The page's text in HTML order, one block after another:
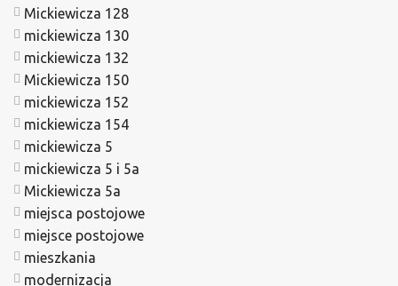
Mickiewicza 128
mickiewicza 130
mickiewicza 132
Mickiewicza 150
mickiewicza 152
mickiewicza 154
mickiewicza 5
mickiewicza 5 i 5a
Mickiewicza 5a
miejsca postojowe
miejsce postojowe
mieszkania
modernizacja